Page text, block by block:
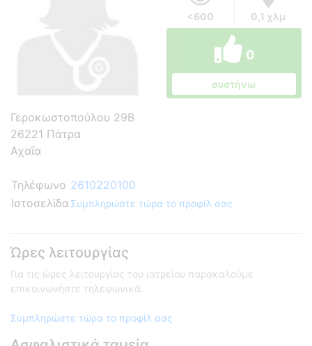
<600 0,1 χλμ
0
συστήνω
Γεροκωστοπούλου 29Β
26221 Πάτρα
Αχαΐα
Τηλέφωνο 2610220100
Ιστοσελίδα Συμπληρώστε τώρα το προφίλ σας
Ώρες λειτουργίας
Για τις ώρες λειτουργίας του ιατρείου παρακαλούμε
επικοινωνήστε τηλεφωνικά.
Συμπληρώστε τώρα το προφίλ σας